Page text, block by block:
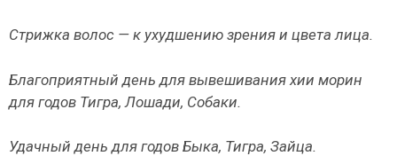
Стрижка волос — к ухудшению зрения и цвета лица.
Благоприятный день для вывешивания хии морин
для годов Тигра, Лоша­ди, Собаки.
Удачный день для годов Быка, Тигра, Зайца.